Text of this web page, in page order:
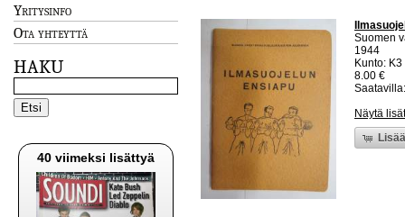
Yritysinfo
Ota yhteyttä
HAKU
40 viimeksi lisättyä
Suomen
1944
Kunto:
8.00 €
Näytä